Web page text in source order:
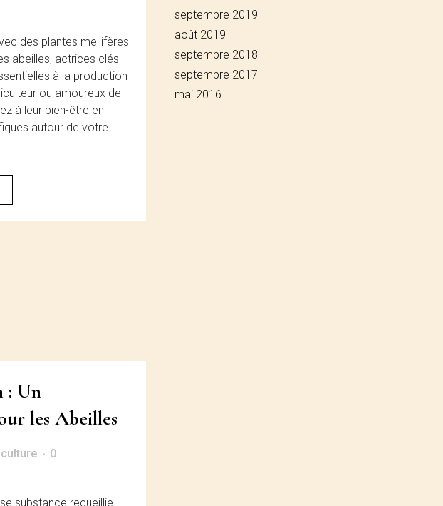
des plantes mellifères
abeilles, actrices clés
à la production
ou amoureux de
à leur bien-être en
autour de votre
: Un
les Abeilles
0
substance recueillie
septembre 2019
août 2019
septembre 2018
septembre 2017
mai 2016